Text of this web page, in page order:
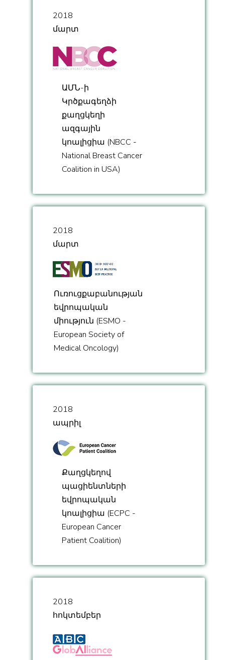
2018
մարտ
ԱՄՆ-ի
Կրծքագեղձի
քաղցկեղի
ազգային
կոալիցիա (NBCC -
National Breast Cancer
Coalition in USA)
2018
մարտ
Ուռուցքաբանության
եվրոպական
միություն (ESMO -
European Society of
Medical Oncology)
2018
ապրիլ
Քաղցկեղով
պացիենտների
եվրոպական
կոալիցիա (ECPC -
European Cancer
Patient Coalition)
2018
հոկտեմբեր